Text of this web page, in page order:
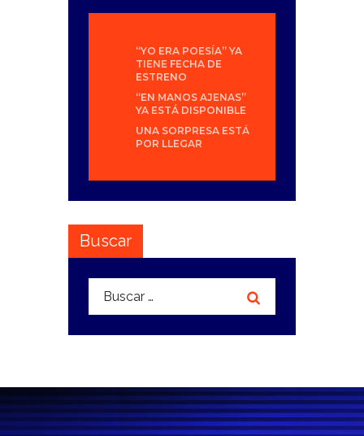
“YO ERA POESÍA” YA
TIENE FECHA DE
ESTRENO
“EN MANOS AJENAS”
YA ESTÁ DISPONIBLE
UNA SORPRESA ESTÁ
POR LLEGAR
Buscar
Buscar: